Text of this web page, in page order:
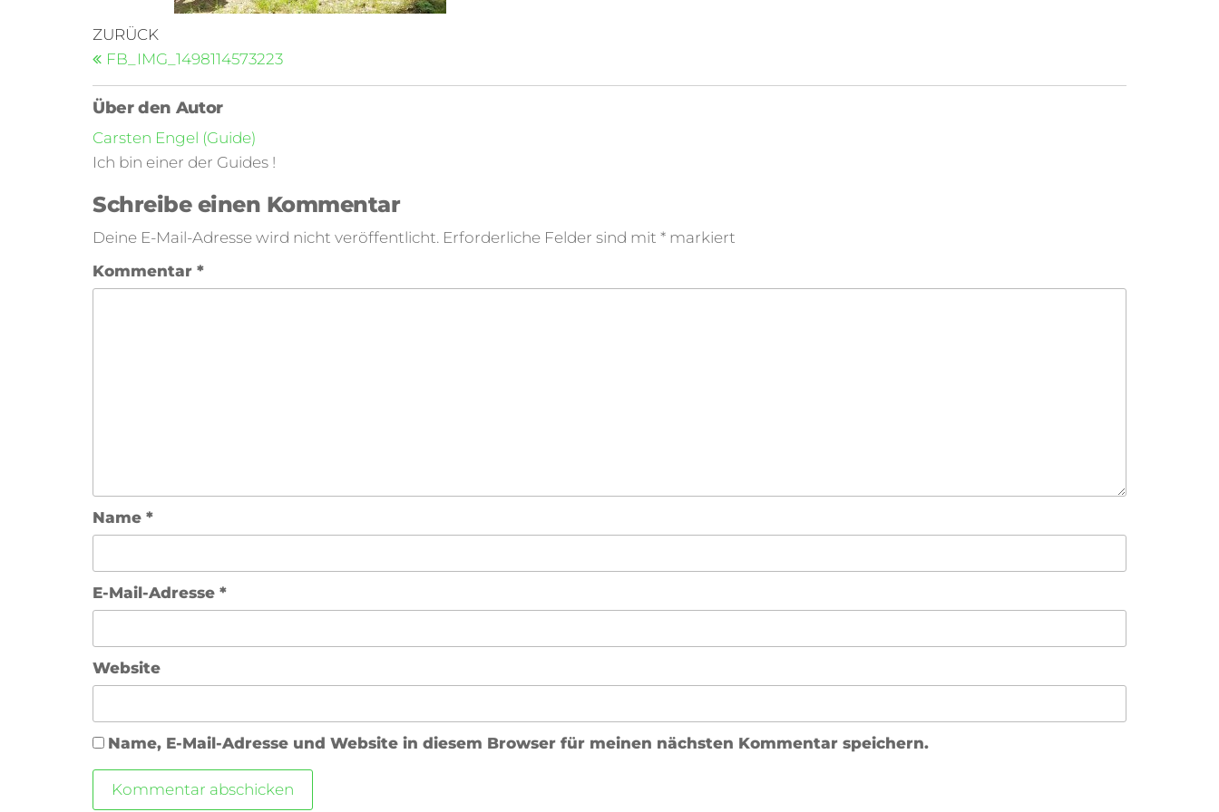
ZURÜCK
FB_IMG_1498114573223
Über den Autor
Carsten Engel (Guide)
Ich bin einer der Guides !
Schreibe einen Kommentar
Deine E-Mail-Adresse wird nicht veröffentlicht. Erforderliche Felder sind mit * markiert
Kommentar *
Name *
E-Mail-Adresse *
Website
Name, E-Mail-Adresse und Website in diesem Browser für meinen nächsten Kommentar speichern.